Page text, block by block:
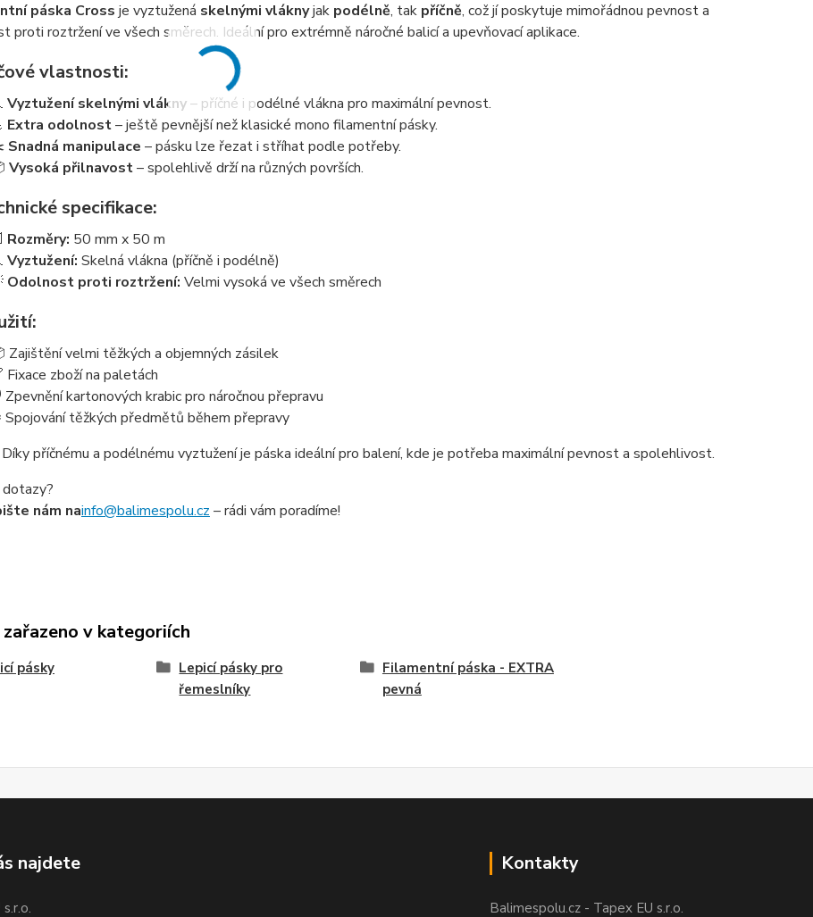
páska Cross je vyztužená skelnými vláknyjak podélně, tak příčně, což jí poskytuje mimořádnou pevnost a
proti roztržení ve všech směrech. Ideální pro extrémně náročné balicí a upevňovací aplikace.
vlastnosti:
Vyztužení skelnými vlákny– příčné i podélné vlákna pro maximální pevnost.
Extra odolnost– ještě pevnější než klasické mono filamentní pásky.
Snadná manipulace – pásku lze řezat i stříhat podle potřeby.
Vysoká přilnavost– spolehlivě drží na různých površích.
specifikace:
Rozměry: 50 mm x 50 m
Vyztužení: Skelná vlákna (příčně i podélně)
Odolnost proti roztržení: Velmi vysoká ve všech směrech
Zajištění velmi těžkých a objemných zásilek
Fixace zboží na paletách
kartonových krabic pro náročnou přepravu
těžkých předmětů během přepravy
Díky příčnému a podélnému vyztužení je páska ideální pro balení, kde je potřeba maximální pevnost a spolehlivost.
dotazy?
nám nainfo@balimespolu.cz – rádi vám poradíme!
v kategoriích
pásky
Lepicí pásky pro
řemeslníky
Filamentní páska - EXTRA
pevná
najdete Kontakty
Balimespolu.cz - Tapex EU s.r.o.